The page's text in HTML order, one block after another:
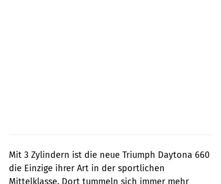
Mit 3 Zylindern ist die neue Triumph Daytona 660
die Einzige ihrer Art in der sportlichen
Mittelklasse. Dort tummeln sich immer mehr